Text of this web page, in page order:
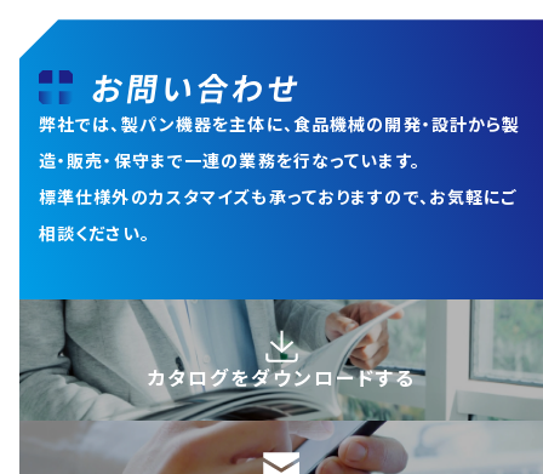
お問い合わせ
弊社では、製パン機器を主体に、食品機械の開発・設計から製
造・販売・保守まで一連の業務を行なっています。
標準仕様外のカスタマイズも承っておりますので、お気軽にご
相談ください。
カタログをダウンロードする